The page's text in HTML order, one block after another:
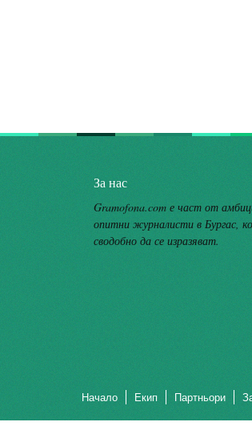
За нас
Gramofona.com е част от
опитни журналисти в Бургас,
сводобно да се изразяват.
Начало Екип Партньори